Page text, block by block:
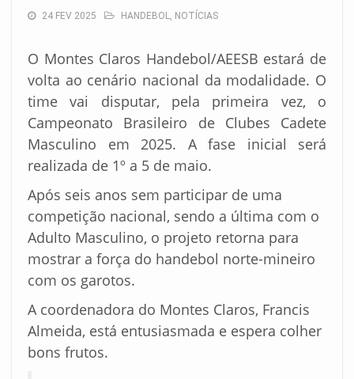
24 FEV 2025 HANDEBOL, NOTÍCIAS
O Montes Claros Handebol/AEESB estará de
volta ao cenário nacional da modalidade. O
time vai disputar, pela primeira vez, o
Campeonato Brasileiro de Clubes Cadete
Masculino em 2025. A fase inicial será
realizada de 1º a 5 de maio.
Após seis anos sem participar de uma
competição nacional, sendo a última com o
Adulto Masculino, o projeto retorna para
mostrar a força do handebol norte-mineiro
com os garotos.
A coordenadora do Montes Claros, Francis
Almeida, está entusiasmada e espera colher
bons frutos.